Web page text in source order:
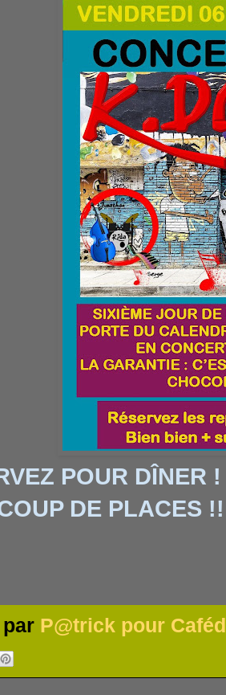
POUR DÎNER
DE PLACES
P@trick pour